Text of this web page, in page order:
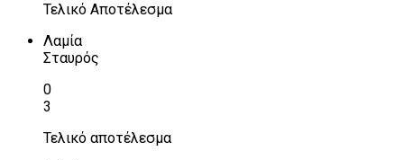
Τελικό Αποτέλεσμα
Λαμία
Σταυρός
0
3
Τελικό αποτέλεσμα